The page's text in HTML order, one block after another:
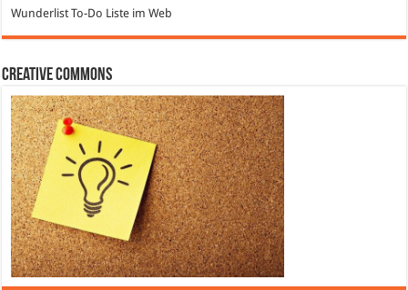
WunderlistTo-Do Liste im Web
Creative Commons